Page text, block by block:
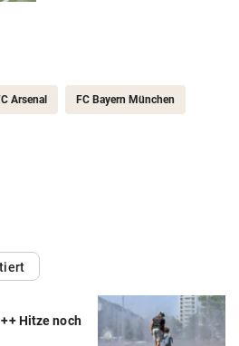
Arsenal FC Bayern München
Hitze noch